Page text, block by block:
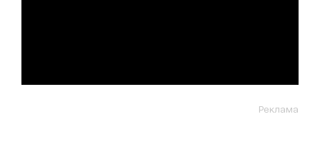
Реклама